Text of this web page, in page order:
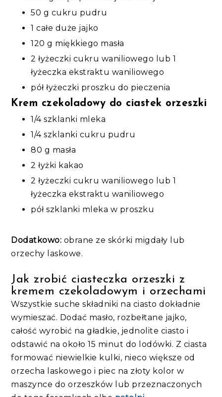
50 g cukru pudru
1 całe duże jajko
120 g miękkiego masła
2 łyżeczki cukru waniliowego lub 1
łyżeczka ekstraktu waniliowego
pół łyżeczki proszku do pieczenia
Krem czekoladowy do ciastek orzeszki
1/4 szklanki mleka
1/4 szklanki cukru pudru
80 g masła
2 łyżki kakao
2 łyżeczki cukru waniliowego lub 1
łyżeczka ekstraktu waniliowego
pół szklanki mleka w proszku
Dodatkowo: obrane ze skórki migdały lub
orzechy laskowe.
Jak zrobić ciasteczka orzeszki z
kremem czekoladowym i orzechami
Wszystkie suche składniki na ciasto dokładnie
wymieszać. Dodać masło, rozbełtane jajko,
całość wyrobić na gładkie, jednolite ciasto i
odstawić na około 15 minut do lodówki. Z ciasta
formować niewielkie kulki, nieco większe od
orzecha laskowego i piec na złoty kolor w
maszynce do orzeszków lub przeznaczonych